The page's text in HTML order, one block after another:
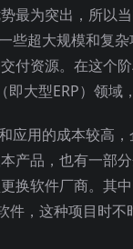
最为突出，所以
些超大规模和复
付资源。在这个
即大型ERP）领域
应用的成本较高
产品，也有一部
换软件厂商。其
件，这种项目时